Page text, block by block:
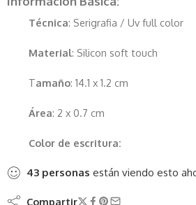
Técnica: Serigrafia / Uv full color
Material: Silicon soft touch
Tamaño: 14.1 x 1.2 cm
Área: 2 x 0.7 cm
Color de escritura:
43 personas están viendo esto
Compartir